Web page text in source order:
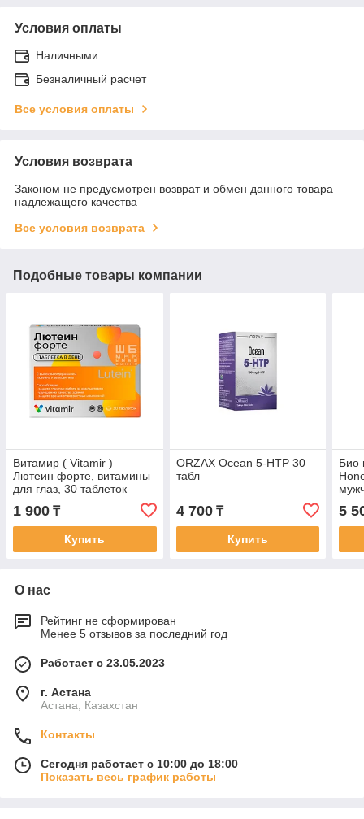
Условия оплаты
Наличными
Безналичный расчет
Все условия оплаты
Условия возврата
Законом не предусмотрен возврат и обмен данного товара
надлежащего качества
Все условия возврата
Подобные товары компании
Витамир ( Vitamir )
Лютеин форте, витамины
для глаз, 30 таблеток
1 900 ₸
Купить
ORZAX Ocean 5-HTP 30
табл
4 700₸
Купить
Био
5
О нас
Рейтинг не сформирован
Менее 5 отзывов за последний год
Работает с 23.05.2023
г. Астана
Астана, Казахстан
Контакты
Сегодня работает с 10:00 до 18:00
Показать весь график работы